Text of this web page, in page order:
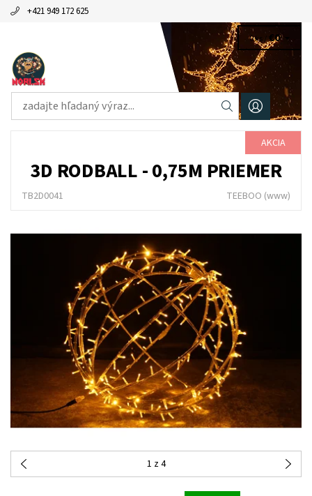
+421 949 172 625
0 ks /€0
AKCIA
3D RODBALL - 0,75M PRIEMER
TB2D0041 TEEBOO (www)
1 z 4